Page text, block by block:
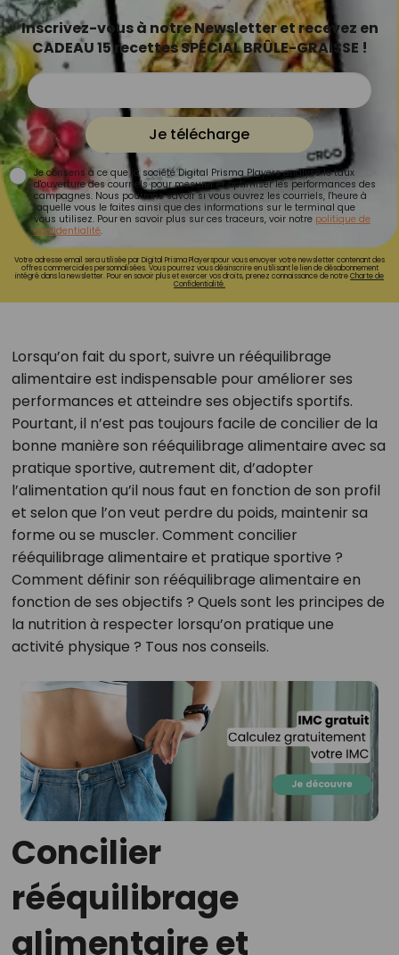
Inscrivez-vous à notre Newsletter et recevez en
CADEAU 15 recettes SPÉCIAL BRÛLE-GRAISSE !
Je télécharge
Je consens à ce que la société Digital Prisma Players analyse le taux
d'ouverture des courriels pour mesurer et optimiser les performances des
campagnes. Nous pourrons savoir si vous ouvrez les courriels, l'heure à
laquelle vous le faites ainsi que des informations sur le terminal que
vous utilisez. Pour en savoir plus sur ces traceurs, voir notre politique de
confidentialité.
Votre adresse email sera utilisée par Digital Prisma Playerspour vous envoyer votre newsletter contenant des
offres commerciales personnalisées. Vous pourrez vous désinscrire en utilisant le lien de désabonnement
intégré dans la newsletter. Pour en savoir plus et exercer vos droits, prenez connaissance de notreCharte de
Confidentialité.
Lorsqu’on fait du sport, suivre un rééquilibrage
alimentaire est indispensable pour améliorer ses
performances et atteindre ses objectifs sportifs.
Pourtant, il n’est pas toujours facile de concilier de la
bonne manière son rééquilibrage alimentaire avec sa
pratique sportive, autrement dit, d’adopter
l’alimentation qu’il nous faut en fonction de son profil
et selon que l’on veut perdre du poids, maintenir sa
forme ou se muscler. Comment concilier
rééquilibrage alimentaire et pratique sportive ?
Comment définir son rééquilibrage alimentaire en
fonction de ses objectifs ? Quels sont les principes de
la nutrition à respecter lorsqu’on pratique une
activité physique ? Tous nos conseils.
Concilier
rééquilibrage
alimentaire et